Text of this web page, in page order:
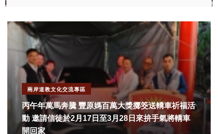
兩岸道教文化交流專區
丙午年萬馬奔騰 豐原媽百萬大獎擲筊送轎車祈福活
動 邀請信徒於2月17日至3月28日來拚手氣將轎車
開回家